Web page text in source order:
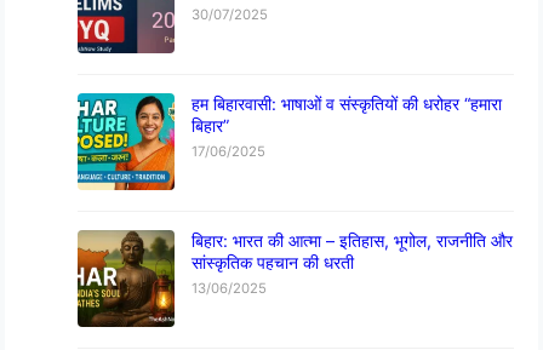
30/07/2025
हम बिहारवासी: भाषाओं व संस्कृतियों की धरोहर “हमारा
बिहार”
17/06/2025
बिहार: भारत की आत्मा – इतिहास, भूगोल, राजनीति और
सांस्कृतिक पहचान की धरती
13/06/2025